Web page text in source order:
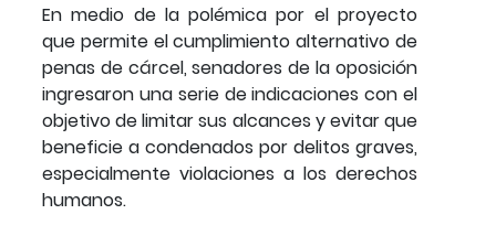
En medio de la polémica por el proyecto
que permite el cumplimiento alternativo de
penas de cárcel, senadores de la oposición
ingresaron una serie de indicaciones con el
objetivo de limitar sus alcances y evitar que
beneficie a condenados por delitos graves,
especialmente violaciones a los derechos
humanos.